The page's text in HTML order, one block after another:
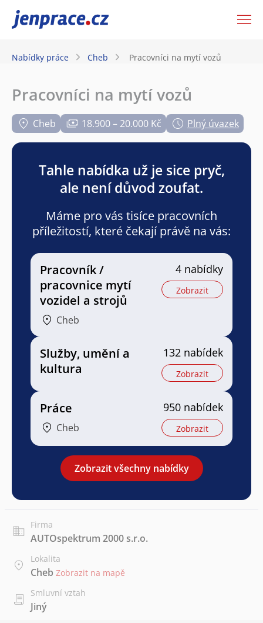
JenPráce.cz
Nabídky práce Cheb Pracovníci na mytí vozů
Pracovníci na mytí vozů
Cheb 18.900 – 20.000 Kč Plný úvazek
Tahle nabídka už je sice pryč,
ale není důvod zoufat.
Máme pro vás tisíce pracovních
příležitostí, které čekají právě na vás:
Pracovník /
pracovnice mytí
vozidel a strojů
Cheb
4 nabídky
Zobrazit
Služby, umění a
kultura
132 nabídek
Zobrazit
Práce
Cheb
950 nabídek
Zobrazit
Zobrazit všechny nabídky
Firma
AUTOspektrum 2000 s.r.o.
Lokalita
Cheb Zobrazit na mapě
Smluvní vztah
Jiný